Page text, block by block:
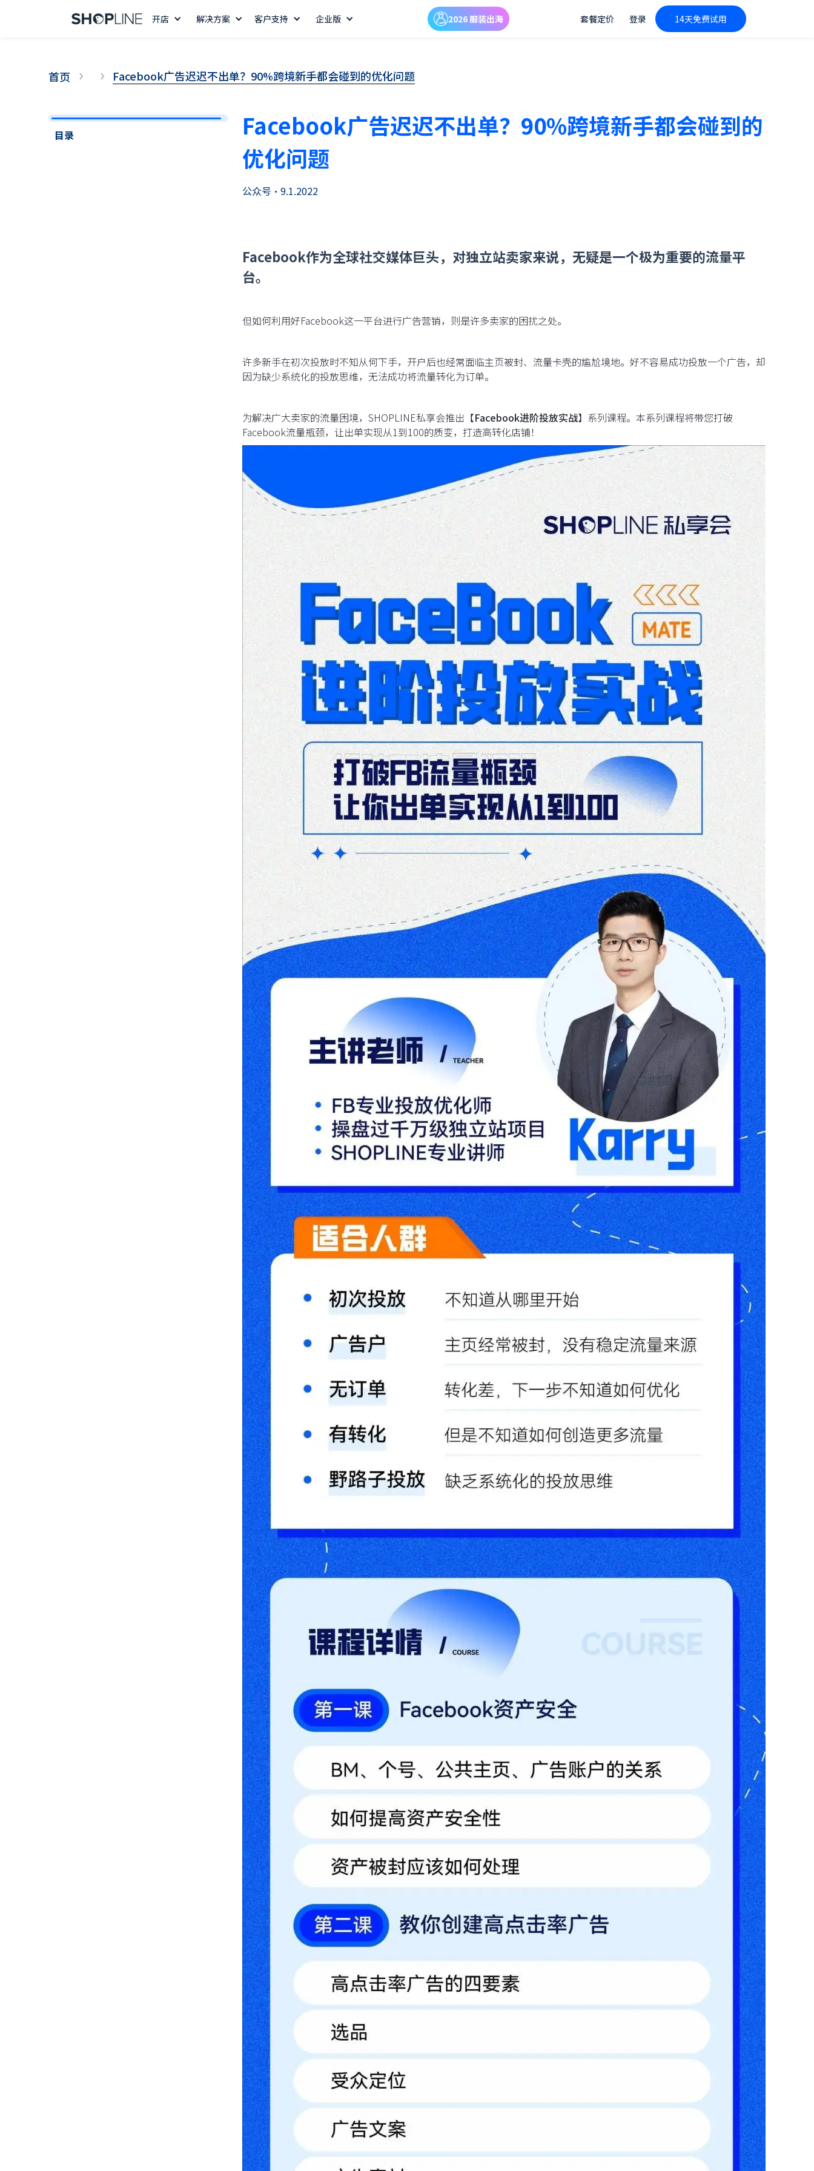
开店 解决方案 客户支持 企业版 2026 服装出海 套餐定价 登录 14天免费试用
首页 Facebook广告迟迟不出单？90%跨境新手都会碰到的优化问题
目录
Facebook广告迟迟不出单？90%跨境新手都会碰到的
优化问题
公众号 • 9.1.2022
Facebook作为全球社交媒体巨头，对独立站卖家来说，无疑是一个极为重要的流量平
台。
但如何利用好Facebook这一平台进行广告营销，则是许多卖家的困扰之处。
许多新手在初次投放时不知从何下手，开户后也经常面临主页被封、流量卡壳的尴尬境地。好不容易成功投放一个广告，却
因为缺少系统化的投放思维，无法成功将流量转化为订单。
为解决广大卖家的流量困境，SHOPLINE私享会推出【Facebook进阶投放实战】系列课程。本系列课程将带您打破
Facebook流量瓶颈，让出单实现从1到100的质变，打造高转化店铺！